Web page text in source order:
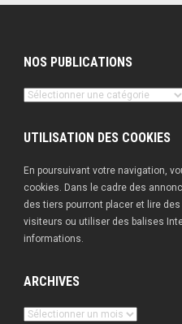
NOS PUBLICATIONS
Nos
UTILISATION DES COOKIES
En poursuivant votre navigation,
cookies. Dans le cadre des
des tiers pourront placer et lire
visiteurs ou utiliser des balises
informations.
ARCHIVES
Archives